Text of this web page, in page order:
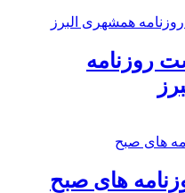
روزنامه‌
های صبح